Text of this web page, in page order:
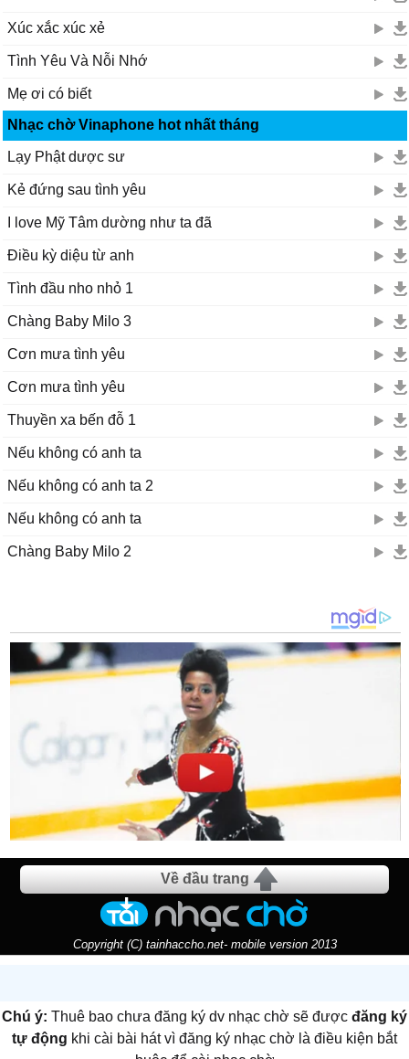
Xúc xắc xúc xẻ
Tình Yêu Và Nỗi Nhớ
Mẹ ơi có biết
Nhạc chờ Vinaphone hot nhất tháng
Lạy Phật dược sư
Kẻ đứng sau tình yêu
I love Mỹ Tâm dường như ta đã
Điều kỳ diệu từ anh
Tình đầu nho nhỏ 1
Chàng Baby Milo 3
Cơn mưa tình yêu
Cơn mưa tình yêu
Thuyền xa bến đỗ 1
Nếu không có anh ta
Nếu không có anh ta 2
Nếu không có anh ta
Chàng Baby Milo 2
Về đầu trang
Copyright (C) tainhaccho.net- mobile version 2013
Chú ý: Thuê bao chưa đăng ký dv nhạc chờ sẽ được đăng ký
tự động khi cài bài hát vì đăng ký nhạc chờ là điều kiện bắt